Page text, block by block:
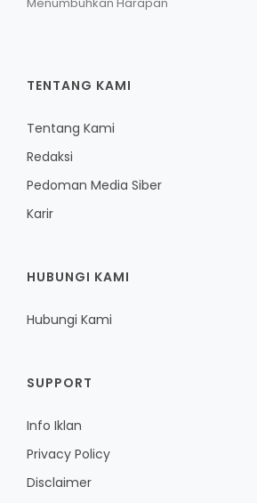
TENTANG KAMI
Tentang Kami
Redaksi
Pedoman Media Siber
Karir
HUBUNGI KAMI
Hubungi Kami
SUPPORT
Info Iklan
Privacy Policy
Disclaimer